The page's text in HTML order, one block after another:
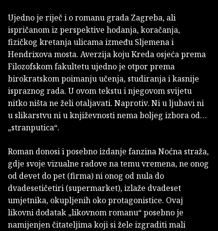
Ujedno je riječ i o romanu grada Zagreba, ali
ispričanom iz perspektive hodanja, koračanja,
fizičkog kretanja ulicama između Sljemena i
Hendrixova mosta. Averzija koju Kreda osjeća prema
Filozofskom fakultetu ujedno je otpor prema
birokratskom poimanju učenja, studiranja i kasnije
ispraznog rada. U ovom tekstu i njegovom svijetu
nitko ništa ne želi otaljavati. Naprotiv. Ni u ljubavi ni
u slikarstvu ni u književnosti nema boljeg izbora od…
„stranputica“.
Roman donosi i posebno izdanje fanzina Noćna straža,
gdje svoje vizualne radove na temu vremena, ne onog
od devet do pet (firma) ni onog od nula do
dvadesetičetiri (supermarket), izlaže dvadeset
umjetnika, okupljenih oko protagonistice. Ovaj
likovni dodatak „likovnom romanu“ posebno je
namijenjen čitateljima koji si žele izgraditi mali